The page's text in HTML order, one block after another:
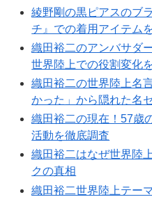
綾野剛の黒ピアスのブ
チ』での着用アイテム
織田裕二のアンバサダ
世界陸上での役割変化
織田裕二の世界陸上名
かった」から隠れた名
織田裕二の現在！57歳
活動を徹底調査
織田裕二はなぜ世界陸
クの真相
織田裕二世界陸上テー